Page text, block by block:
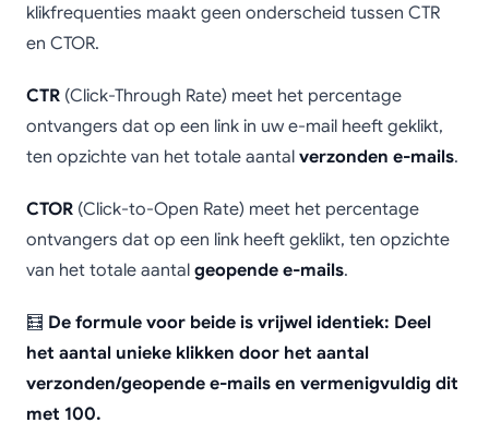
klikfrequenties maakt geen onderscheid tussen CTR
en CTOR.
CTR (Click-Through Rate) meet het percentage
ontvangers dat op een link in uw e-mail heeft geklikt,
ten opzichte van het totale aantal verzonden e-mails.
CTOR (Click-to-Open Rate) meet het percentage
ontvangers dat op een link heeft geklikt, ten opzichte
van het totale aantal geopende e-mails.
🧮 De formule voor beide is vrijwel identiek: Deel
het aantal unieke klikken door het aantal
verzonden/geopende e-mails en vermenigvuldig dit
met 100.